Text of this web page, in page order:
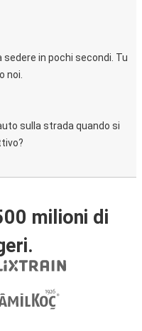
in pochi secondi. Tu
noi.
sulla strada quando si
milioni di